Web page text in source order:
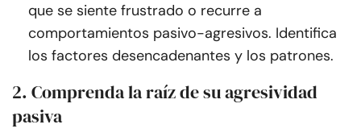
que se siente frustrado o recurre a
comportamientos pasivo-agresivos. Identifica
los factores desencadenantes y los patrones.
2. Comprenda la raíz de su agresividad
pasiva